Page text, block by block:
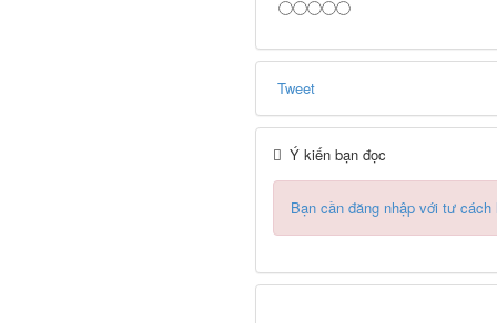
Tweet
Ý kiến bạn đọc
Bạn cần đăng nhập với tư